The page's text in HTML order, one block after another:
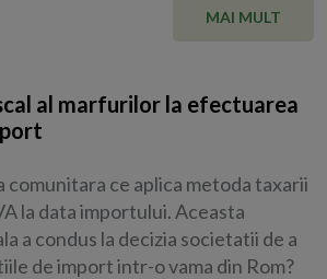
MAI MULT
al marfurilor la efectuarea
comunitara ce aplica metoda taxarii
la data importului. Aceasta
a condus la decizia societatii de a
de import intr-o vama din Rom?